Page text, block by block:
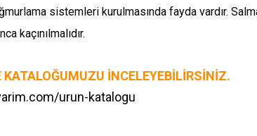
sistemleri kurulmasında fayda vardır.
kaçınılmalıdır.
İNCELEYEBİLİRSİNİZ.
urun-katalogu